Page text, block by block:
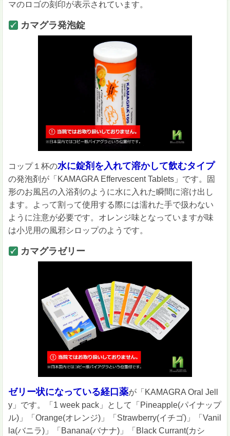
マのロゴの刻印が表示されています。
カマグラ発泡錠
コップ１杯の水に錠剤を入れて溶かして飲むタイプ
の発泡剤が「KAMAGRA Effervescent Tablets」です。固
形のお風呂の入浴剤のように水に入れた瞬間に溶け出し
ます。よって割って使用する際には濡れた手で扱わない
ように注意が必要です。オレンジ味となっていますが味
は小児用の風邪シロップのようです。
カマグラゼリー
ゼリー状になっている経口薬が「KAMAGRA Oral Jell
y」です。「1 week pack」として「Pineapple(パイナップ
ル)」「Orange(オレンジ)」「Strawberry(イチゴ)」「Vanil
la(バニラ)」「Banana(バナナ)」「Black Currant(カシ